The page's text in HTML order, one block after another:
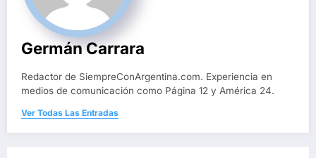
Germán Carrara
Redactor de SiempreConArgentina.com. Experiencia en
medios de comunicación como Página 12 y América 24.
Ver Todas Las Entradas